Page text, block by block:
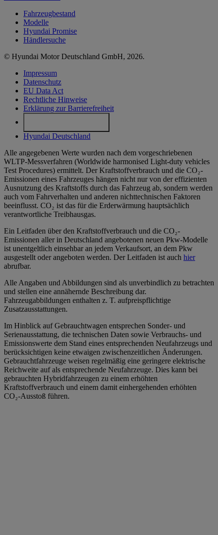
Fahrzeugbestand
Modelle
Hyundai Promise
Händlersuche
© Hyundai Motor Deutschland GmbH, 2026.
Impressum
Datenschutz
EU Data Act
Rechtliche Hinweise
Erklärung zur Barrierefreiheit
Hyundai Deutschland
Alle angegebenen Werte wurden nach dem vorgeschriebenen
WLTP-Messverfahren (Worldwide harmonised Light-duty vehicles
Test Procedures) ermittelt. Der Kraftstoffverbrauch und die CO₂-
Emissionen eines Fahrzeuges hängen nicht nur von der effizienten
Ausnutzung des Kraftstoffs durch das Fahrzeug ab, sondern werden
auch vom Fahrverhalten und anderen nichttechnischen Faktoren
beeinflusst. CO₂ ist das für die Erderwärmung hauptsächlich
verantwortliche Treibhausgas.
Ein Leitfaden über den Kraftstoffverbrauch und die CO₂-
Emissionen aller in Deutschland angebotenen neuen Pkw-Modelle
ist unentgeltlich einsehbar an jedem Verkaufsort, an dem Pkw
ausgestellt oder angeboten werden. Der Leitfaden ist auch hier
abrufbar.
Alle Angaben und Abbildungen sind als unverbindlich zu betrachten
und stellen eine annähernde Beschreibung dar.
Fahrzeugabbildungen enthalten z. T. aufpreispflichtige
Zusatzausstattungen.
Im Hinblick auf Gebrauchtwagen entsprechen Sonder- und
Serienausstattung, die technischen Daten sowie Verbrauchs- und
Emissionswerte dem Stand eines entsprechenden Neufahrzeugs und
berücksichtigen keine etwaigen zwischenzeitlichen Änderungen.
Gebrauchtfahrzeuge weisen regelmäßig eine geringere elektrische
Reichweite auf als entsprechende Neufahrzeuge. Dies kann bei
gebrauchten Hybridfahrzeugen zu einem erhöhten
Kraftstoffverbrauch und einem damit einhergehenden erhöhten
CO₂-Ausstoß führen.